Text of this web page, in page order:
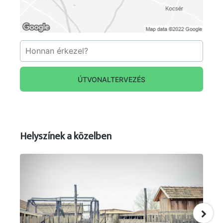
régi pályához. Így a pálya hossza 301m-ről 820
m-re növekedett.
A pálya vonalvezetését 8 féle képen lehet
változtatni. Ez a pálya egyedi Magyarországon. A
pálya átadása 2012. Június 23-án volt
ünnepélyes keretek között. Minden évben
amatőr szinten hazai gyerek és felnőtt gokart
A BIZ gokartokat Angliából rendeljük, ennek
lebonyolításával a lányom (Bognár Orsolya LLB,
az időjárástól függően minden nap nyitva
vagyunk. Mindenkit szeretettel várunk.
Csoportos és egyedi rendezvények
ÚTVONALTERVEZÉS
Helyszínek a közelben